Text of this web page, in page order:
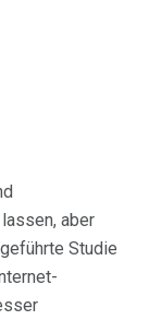
aber
Studie